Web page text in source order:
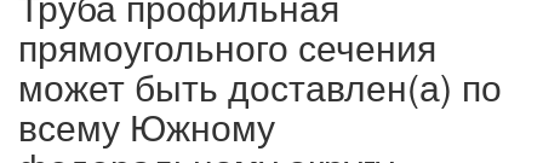
прямоугольного сечения
может быть доставлен(а) по
всему Южному